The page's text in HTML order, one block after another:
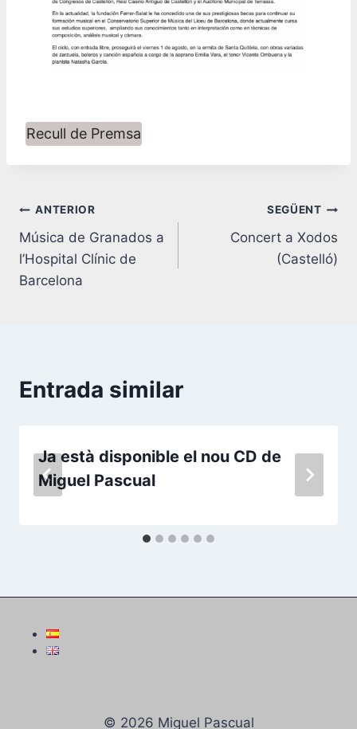
Recull de Premsa
Navegació
d'entrades
ANTERIOR
Música de Granados a
l’Hospital Clínic de
Barcelona
SEGÜENT
Concert a Xodos
(Castelló)
Entrada similar
Ja està disponible el nou CD de
Miguel Pascual
© 2026 Miguel Pascual